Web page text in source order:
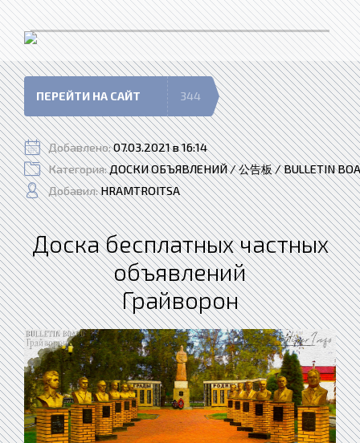
ПЕРЕЙТИ НА САЙТ 344
Добавлено:07.03.2021 в 16:14
Категория:ДОСКИ ОБЪЯВЛЕНИЙ / 公告板 / BULLETIN
Добавил:HRAMTROITSA
Доска бесплатных частных
объявлений
Грайворон